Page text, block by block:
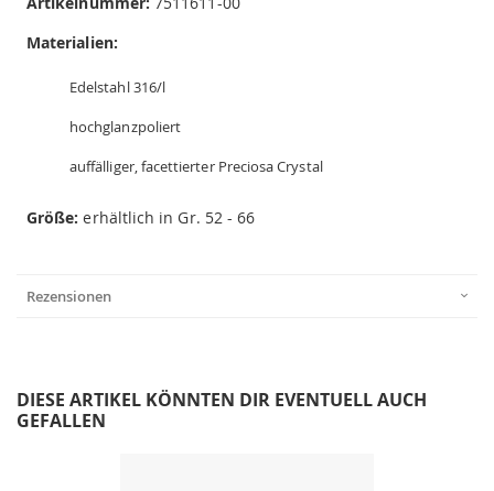
Materialien:
Edelstahl 316/l
hochglanzpoliert
auffälliger, facettierter Preciosa Crystal
Größe: erhältlich in Gr. 52 - 66
Rezensionen
DIESE ARTIKEL KÖNNTEN DIR EVENTUELL AUCH
GEFALLEN